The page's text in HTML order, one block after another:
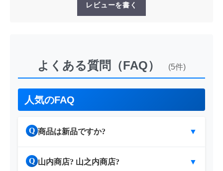
レビューを書く
よくある質問（FAQ） (5件)
人気のFAQ
Q 商品は新品ですか? ▼
Q 山内商店? 山之内商店? ▼